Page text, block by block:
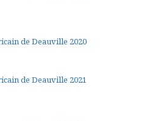
de Deauville 2020
de Deauville 2021